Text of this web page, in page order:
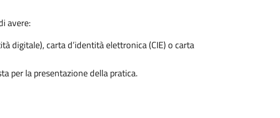
avere:
digitale), carta d’identità elettronica (CIE) o carta
per la presentazione della pratica.